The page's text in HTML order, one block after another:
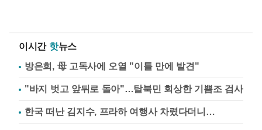
이시간 핫뉴스
방은희, 母 고독사에 오열 "이틀 만에 발견"
"바지 벗고 앞뒤로 돌아"…탈북민 회상한 기쁨조 검사
한국 떠난 김지수, 프라하 여행사 차렸다더니…